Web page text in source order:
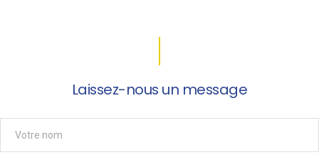
Laissez-nous un message